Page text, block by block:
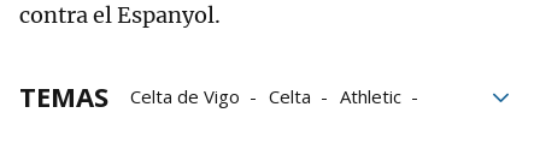
contra el Espanyol.
TEMAS Celta de Vigo Celta
Athletic